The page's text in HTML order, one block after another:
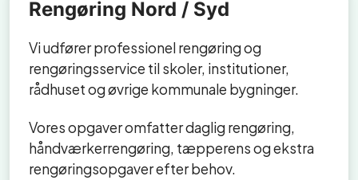
Rengøring Nord / Syd
Vi udfører professionel rengøring og
rengøringsservice til skoler, institutioner,
rådhuset og øvrige kommunale bygninger.
Vores opgaver omfatter daglig rengøring,
håndværkerrengøring, tæpperens og ekstra
rengøringsopgaver efter behov.